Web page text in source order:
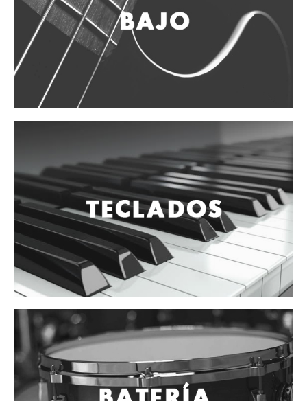
Vientos
Accesorios
Micrófonos
Mano alámbrico
Instrumento alámbrico
Inalámbrico de mano
Inalámbrico para instrumento
Estudio
Corro y escenario
Instalaciones
Cámara, computadora y celular
Pedestales y soportes
Accesorios
Cables
Audio Profesional
Columnas pasivas
Columnas activas